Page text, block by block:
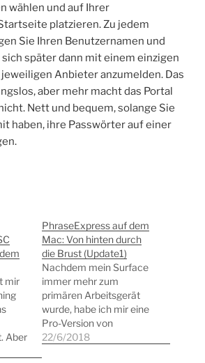
wählen und auf Ihrer
platzieren. Zu jedem
Sie Ihren Benutzernamen und
später dann mit einem einzigen
Anbieter anzumelden. Das
aber mehr macht das Portal
Nett und bequem, solange Sie
haben, ihre Passwörter auf einer
mir
Aber
PhraseExpress auf dem
Mac: Von hinten durch
die Brust (Update1)
Nachdem mein Surface
immer mehr zum
primären Arbeitsgerät
wurde, habe ich mir eine
Pro-Version von
PhraseExpress gegönnt.
22/6/2018